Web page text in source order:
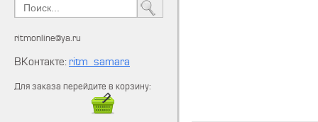
ritmonline@ya.ru
ВКонтакте: ritm_samara
Для заказа перейдите в корзину: